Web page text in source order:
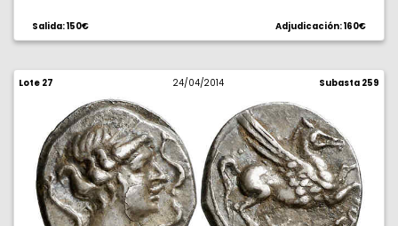
Salida: 150€ Adjudicación: 160€
Lote 27 24/04/2014 Subasta 259